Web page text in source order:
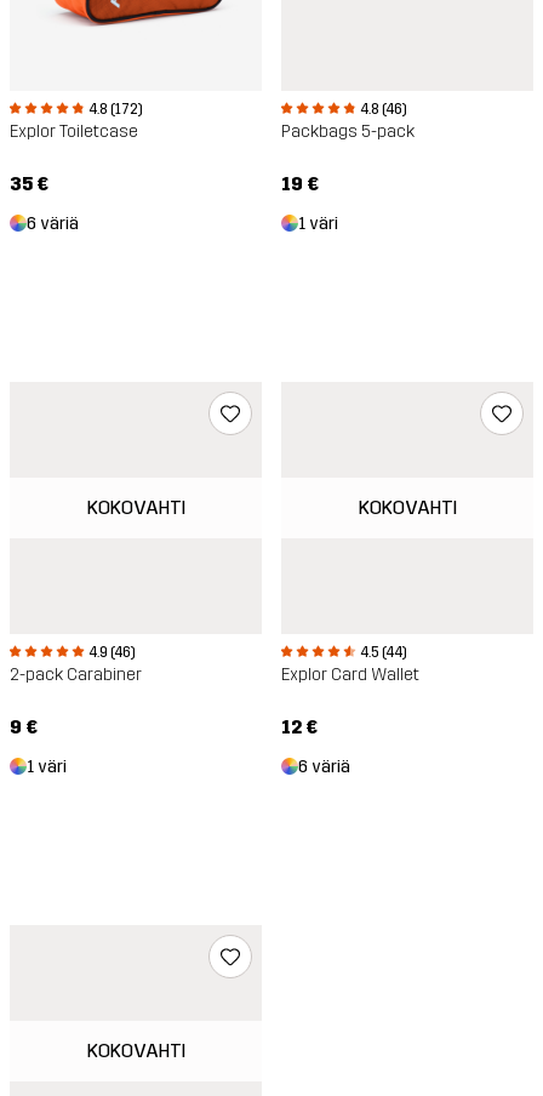
4.8 (172)
Explor Toiletcase
35 €
6 väriä
4.8 (46)
Packbags 5-pack
19 €
1 väri
KOKOVAHTI
4.9 (46)
2-pack Carabiner
9 €
1 väri
KOKOVAHTI
4.5 (44)
Explor Card Wallet
12 €
6 väriä
KOKOVAHTI